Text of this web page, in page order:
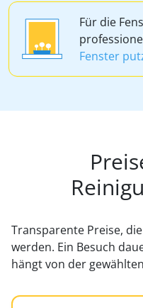
Für die
Fenster
Transparente Preise,
werden. Ein Besuch
hängt von der